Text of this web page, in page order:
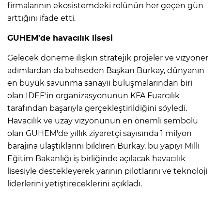
firmalarının ekosistemdeki rolünün her geçen gün
arttığını ifade etti.
GUHEM'de havacılık lisesi
Gelecek döneme ilişkin stratejik projeler ve vizyoner
adımlardan da bahseden Başkan Burkay, dünyanın
en büyük savunma sanayii buluşmalarından biri
olan IDEF'in organizasyonunun KFA Fuarcılık
tarafından başarıyla gerçekleştirildiğini söyledi.
Havacılık ve uzay vizyonunun en önemli sembolü
olan GUHEM'de yıllık ziyaretçi sayısında 1 milyon
barajına ulaştıklarını bildiren Burkay, bu yapıyı Milli
Eğitim Bakanlığı iş birliğinde açılacak havacılık
lisesiyle destekleyerek yarının pilotlarını ve teknoloji
liderlerini yetiştireceklerini açıkladı.